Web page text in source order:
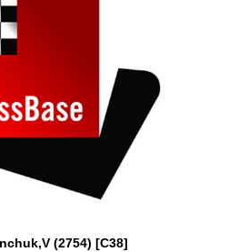
(2754) [C38]